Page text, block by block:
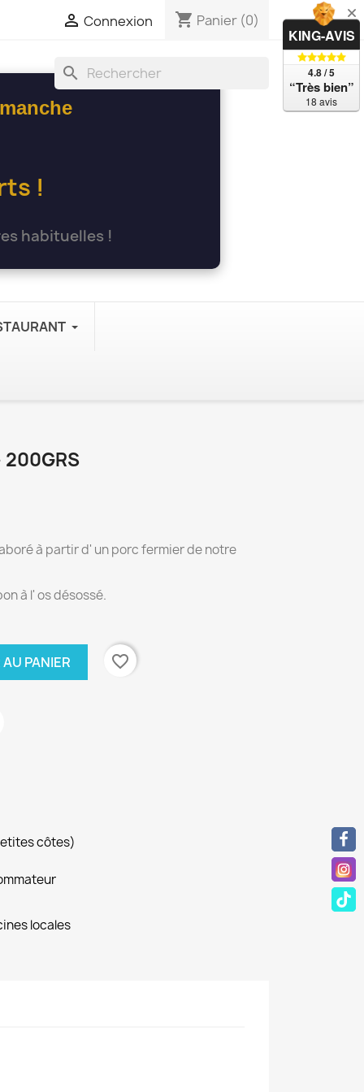
 Connexion shopping_cart Panier (0)
search
!
habituelles !
200GRS
à partir d' un porc fermier de notre
à l' os désossé.
PANIER favorite_border
côtes)
locales
KING-AVIS
4.8 / 5
“Très bien”
18 avis